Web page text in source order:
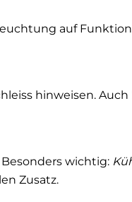
auf
hinweisen.
wichtig:
Zusatz.